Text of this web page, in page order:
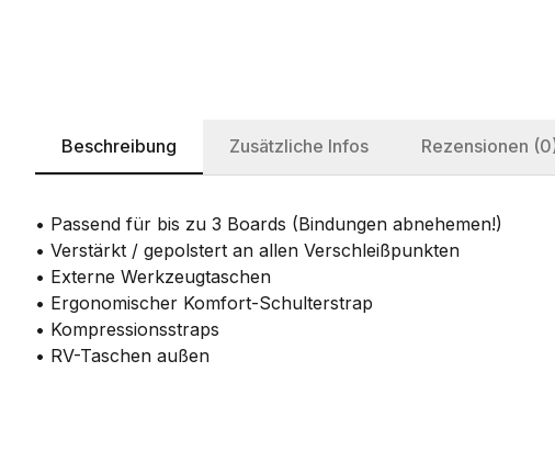
Beschreibung Zusätzliche Infos Rezensionen
• Passend für bis zu 3 Boards (Bindungen abnehemen!)
• Verstärkt / gepolstert an allen Verschleißpunkten
• Externe Werkzeugtaschen
• Ergonomischer Komfort-Schulterstrap
• Kompressionsstraps
• RV-Taschen außen